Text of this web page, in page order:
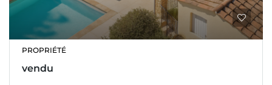
PROPRIÉTÉ
vendu